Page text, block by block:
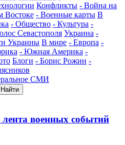
Конфликты - Война на
Востоке - Военные карты В
- Общество - Культура -
Севастополя Украина -
Украины В мире - Европа -
- Южная Америка -
Блоги - Борис Рожин -
СМИ
Найти
военных событий